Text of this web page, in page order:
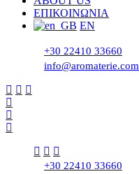
ΕΠΙΚΟΙΝΩΝΙΑ
EN
+30 22410 33660
info@aromaterie.com
+30 22410 33660